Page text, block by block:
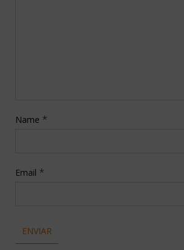
Name *
Email *